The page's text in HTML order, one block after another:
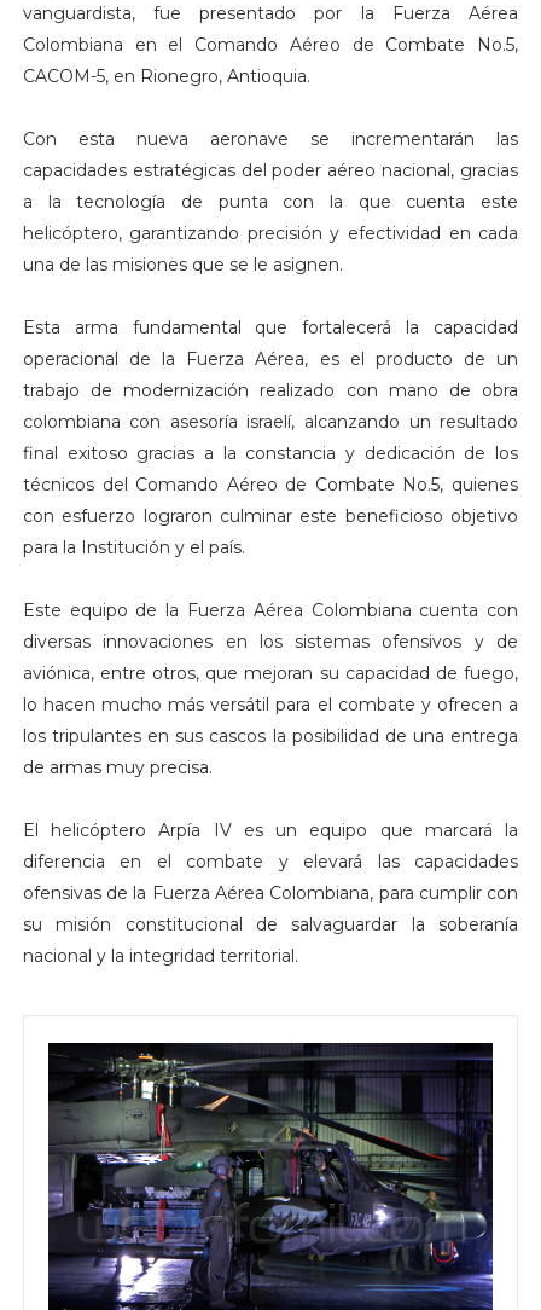
vanguardista, fue presentado por la Fuerza Aérea
Colombiana en el Comando Aéreo de Combate No.5,
CACOM-5, en Rionegro, Antioquia.
Con esta nueva aeronave se incrementarán las
capacidades estratégicas del poder aéreo nacional, gracias
a la tecnología de punta con la que cuenta este
helicóptero, garantizando precisión y efectividad en cada
una de las misiones que se le asignen.
Esta arma fundamental que fortalecerá la capacidad
operacional de la Fuerza Aérea, es el producto de un
trabajo de modernización realizado con mano de obra
colombiana con asesoría israelí, alcanzando un resultado
final exitoso gracias a la constancia y dedicación de los
técnicos del Comando Aéreo de Combate No.5, quienes
con esfuerzo lograron culminar este beneficioso objetivo
para la Institución y el país.
Este equipo de la Fuerza Aérea Colombiana cuenta con
diversas innovaciones en los sistemas ofensivos y de
aviónica, entre otros, que mejoran su capacidad de fuego,
lo hacen mucho más versátil para el combate y ofrecen a
los tripulantes en sus cascos la posibilidad de una entrega
de armas muy precisa.
El helicóptero Arpía IV es un equipo que marcará la
diferencia en el combate y elevará las capacidades
ofensivas de la Fuerza Aérea Colombiana, para cumplir con
su misión constitucional de salvaguardar la soberanía
nacional y la integridad territorial.